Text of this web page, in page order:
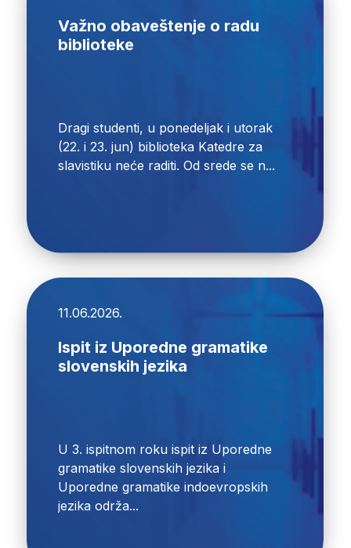
Važno obaveštenje o radu
biblioteke
Dragi studenti, u ponedeljak i utorak
(22. i 23. jun) biblioteka Katedre za
slavistiku neće raditi. Od srede se n...
11.06.2026.
Ispit iz Uporedne gramatike
slovenskih jezika
U 3. ispitnom roku ispit iz Uporedne
gramatike slovenskih jezika i
Uporedne gramatike indoevropskih
jezika održa...